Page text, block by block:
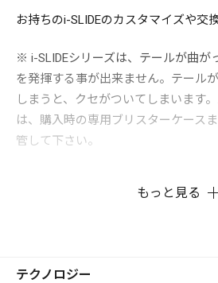
お持ちのi-SLIDEのカスタマイズや交
※ i-SLIDEシリーズは、テールが曲が
を発揮する事が出来ません。テール
しまうと、クセがついてしまいます
は、購入時の専用ブリスターケース
管して下さい。
もっと見る
テクノロジー